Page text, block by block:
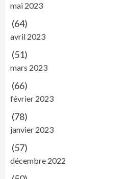
mai 2023
(64)
avril 2023
(51)
mars 2023
(66)
février 2023
(78)
janvier 2023
(57)
décembre 2022